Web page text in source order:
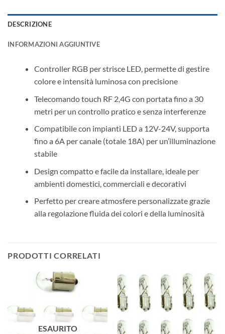
DESCRIZIONE
INFORMAZIONI AGGIUNTIVE
Controller RGB per strisce LED, permette di gestire
colore e intensità luminosa con precisione
Telecomando touch RF 2,4G con portata fino a 30
metri per un controllo pratico e senza interferenze
Compatibile con impianti LED a 12V-24V, supporta
fino a 6A per canale (totale 18A) per un’illuminazione
stabile
Design compatto e facile da installare, ideale per
ambienti domestici, commerciali e decorativi
Perfetto per creare atmosfere personalizzate grazie
alla regolazione fluida dei colori e della luminosità
PRODOTTI CORRELATI
ESAURITO